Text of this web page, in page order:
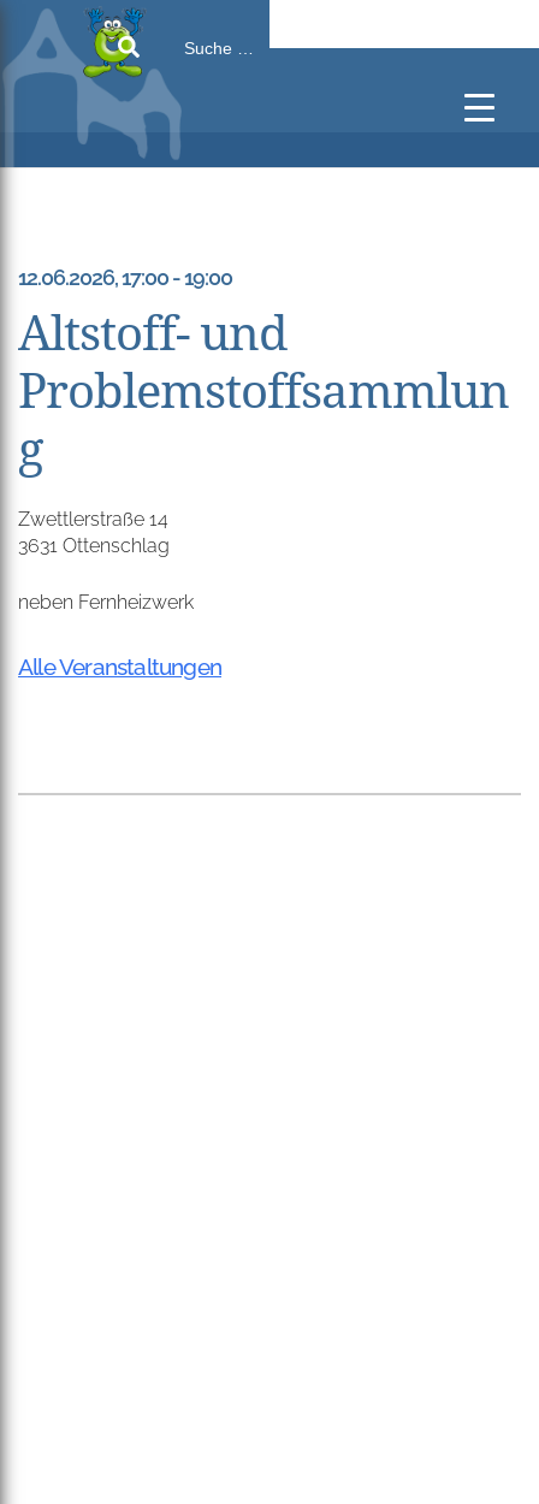
for:
12.06.2026, 17:00 - 19:00
Altstoff- und
Problemstoffsammlun
g
Zwettlerstraße 14
3631 Ottenschlag
neben Fernheizwerk
Alle Veranstaltungen